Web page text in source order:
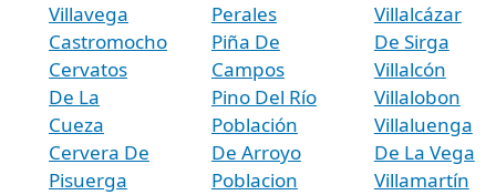
Villavega
Castromocho
Cervatos
De La
Cueza
Cervera De
Pisuerga
Perales
Piña De
Campos
Pino Del Río
Población
De Arroyo
Poblacion
Villalcázar
De Sirga
Villalcón
Villalobon
Villaluenga
De La Vega
Villamartín